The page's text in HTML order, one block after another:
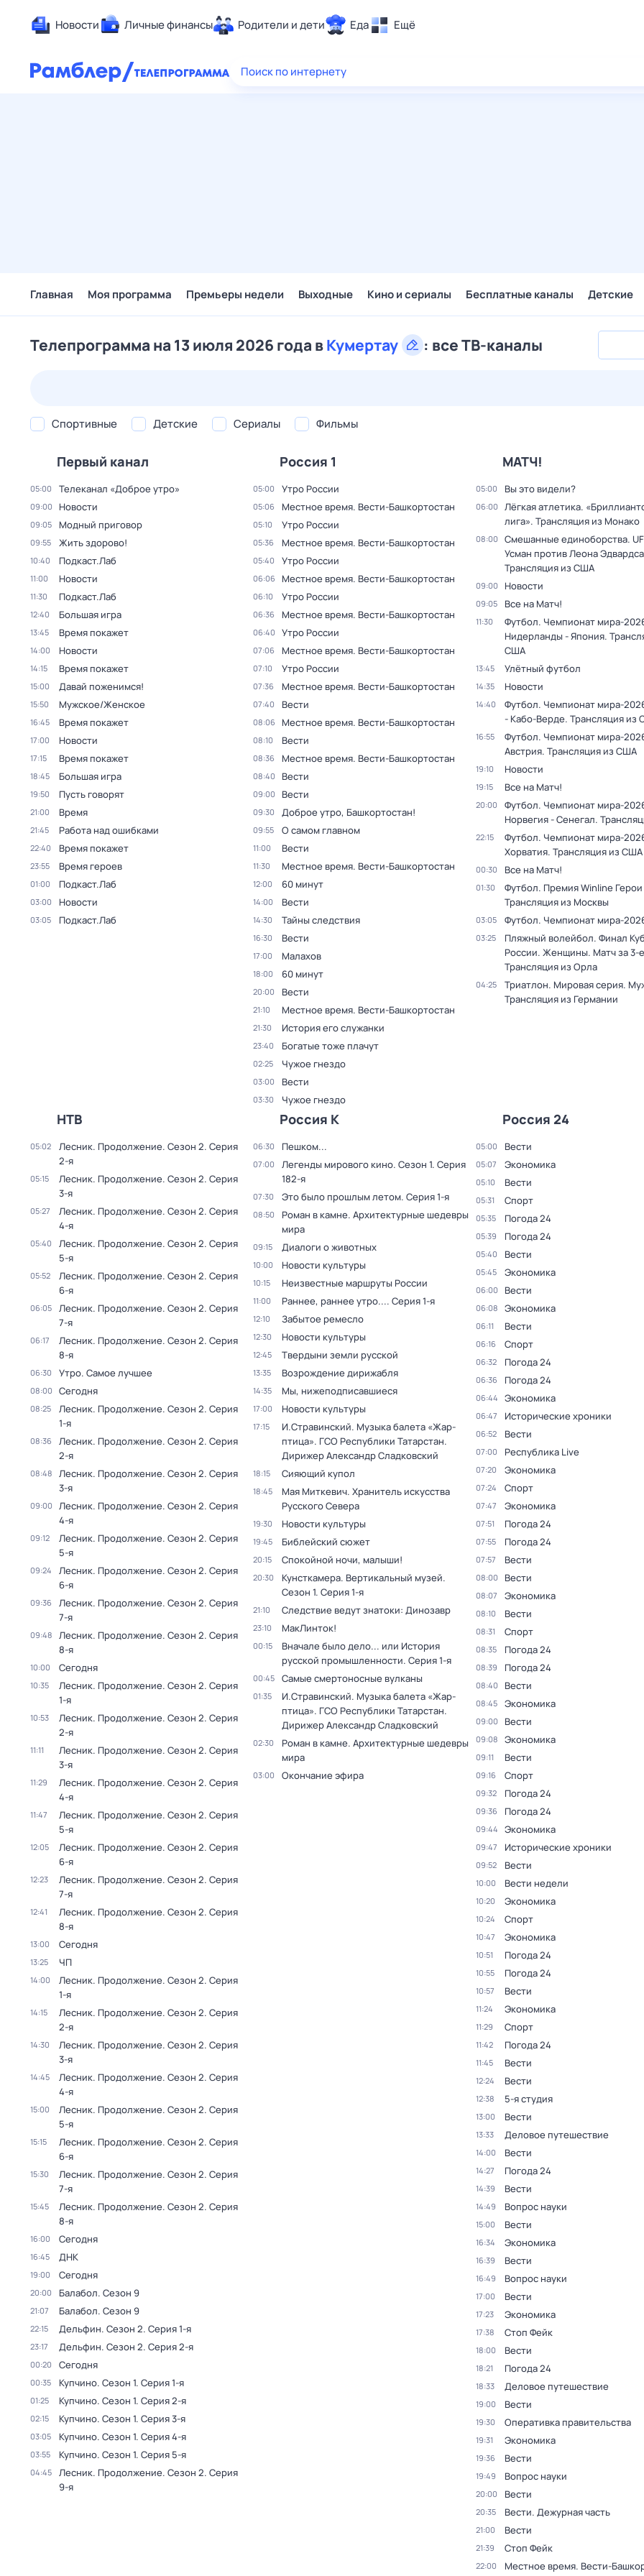
Новости Личные финансы Родители и дети Еда Ещё
Здоровье
Поиск по интернету
Главная Моя программа Премьеры недели Выходные Кино и сериалы Бесплатные каналы Детские
Телепрограмма на 13 июля 2026 года вКумертау : все ТВ-каналы
Спортивные Детские Сериалы Фильмы
Первый канал
05:00 Телеканал «Доброе утро»
09:00 Новости
09:05 Модный приговор
09:55 Жить здорово!
10:40 Подкаст.Лаб
11:00 Новости
11:30 Подкаст.Лаб
12:40 Большая игра
13:45 Время покажет
14:00 Новости
14:15 Время покажет
15:00 Давай поженимся!
15:50 Мужское/Женское
16:45 Время покажет
17:00 Новости
17:15 Время покажет
18:45 Большая игра
19:50 Пусть говорят
21:00 Время
21:45 Работа над ошибками
22:40 Время покажет
23:55 Время героев
01:00 Подкаст.Лаб
03:00 Новости
03:05 Подкаст.Лаб
Россия 1
05:00 Утро России
05:06 Местное время. Вести-Башкортостан
05:10 Утро России
05:36 Местное время. Вести-Башкортостан
05:40 Утро России
06:06 Местное время. Вести-Башкортостан
06:10 Утро России
06:36 Местное время. Вести-Башкортостан
06:40 Утро России
07:06 Местное время. Вести-Башкортостан
07:10 Утро России
07:36 Местное время. Вести-Башкортостан
07:40 Вести
08:06 Местное время. Вести-Башкортостан
08:10 Вести
08:36 Местное время. Вести-Башкортостан
08:40 Вести
09:00 Вести
09:30 Доброе утро, Башкортостан!
09:55 О самом главном
11:00 Вести
11:30 Местное время. Вести-Башкортостан
12:00 60 минут
14:00 Вести
14:30 Тайны следствия
16:30 Вести
17:00 Малахов
18:00 60 минут
20:00 Вести
21:10 Местное время. Вести-Башкортостан
21:30 История его служанки
23:40 Богатые тоже плачут
02:25 Чужое гнездо
03:00 Вести
03:30 Чужое гнездо
МАТЧ!
05:00 Вы это видели?
06:00
Лёгкая атлетика.
лига». Трансляция из Монако
08:00
Смешанные единоборства.
Усман против Леона
Трансляция из США
09:00 Новости
09:05 Все на Матч!
11:30
Футбол. Чемпионат мира-
Нидерланды - Япония.
США
13:45 Улётный футбол
14:35 Новости
14:40
Футбол. Чемпионат мира-
- Кабо-Верде. Трансляция из
16:55
Футбол. Чемпионат мира-
Австрия. Трансляция из США
19:10 Новости
19:15 Все на Матч!
20:00
Футбол. Чемпионат мира-
Норвегия - Сенегал.
22:15
Футбол. Чемпионат мира-
Хорватия. Трансляция из США
00:30 Все на Матч!
01:30
Футбол. Премия Winline
Трансляция из Москвы
03:05 Футбол. Чемпионат мира-
03:25
Пляжный волейбол. Финал
России. Женщины. Матч за 3-
Трансляция из Орла
04:25
Триатлон. Мировая серия.
Трансляция из Германии
НТВ
05:02 Лесник. Продолжение. Сезон 2. Серия
2-я
05:15 Лесник. Продолжение. Сезон 2. Серия
3-я
05:27 Лесник. Продолжение. Сезон 2. Серия
4-я
05:40 Лесник. Продолжение. Сезон 2. Серия
5-я
05:52 Лесник. Продолжение. Сезон 2. Серия
6-я
06:05 Лесник. Продолжение. Сезон 2. Серия
7-я
06:17 Лесник. Продолжение. Сезон 2. Серия
8-я
06:30 Утро. Самое лучшее
08:00 Сегодня
08:25 Лесник. Продолжение. Сезон 2. Серия
1-я
08:36 Лесник. Продолжение. Сезон 2. Серия
2-я
08:48 Лесник. Продолжение. Сезон 2. Серия
3-я
09:00 Лесник. Продолжение. Сезон 2. Серия
4-я
09:12 Лесник. Продолжение. Сезон 2. Серия
5-я
09:24 Лесник. Продолжение. Сезон 2. Серия
6-я
09:36 Лесник. Продолжение. Сезон 2. Серия
7-я
09:48 Лесник. Продолжение. Сезон 2. Серия
8-я
10:00 Сегодня
10:35 Лесник. Продолжение. Сезон 2. Серия
1-я
10:53 Лесник. Продолжение. Сезон 2. Серия
2-я
11:11 Лесник. Продолжение. Сезон 2. Серия
3-я
11:29 Лесник. Продолжение. Сезон 2. Серия
4-я
11:47 Лесник. Продолжение. Сезон 2. Серия
5-я
12:05 Лесник. Продолжение. Сезон 2. Серия
6-я
12:23 Лесник. Продолжение. Сезон 2. Серия
7-я
12:41 Лесник. Продолжение. Сезон 2. Серия
8-я
13:00 Сегодня
13:25 ЧП
14:00 Лесник. Продолжение. Сезон 2. Серия
1-я
14:15 Лесник. Продолжение. Сезон 2. Серия
2-я
14:30 Лесник. Продолжение. Сезон 2. Серия
3-я
14:45 Лесник. Продолжение. Сезон 2. Серия
4-я
15:00 Лесник. Продолжение. Сезон 2. Серия
5-я
15:15 Лесник. Продолжение. Сезон 2. Серия
6-я
15:30 Лесник. Продолжение. Сезон 2. Серия
7-я
15:45 Лесник. Продолжение. Сезон 2. Серия
8-я
16:00 Сегодня
16:45 ДНК
19:00 Сегодня
20:00 Балабол. Сезон 9
21:07 Балабол. Сезон 9
22:15 Дельфин. Сезон 2. Серия 1-я
23:17 Дельфин. Сезон 2. Серия 2-я
00:20 Сегодня
00:35 Купчино. Сезон 1. Серия 1-я
01:25 Купчино. Сезон 1. Серия 2-я
02:15 Купчино. Сезон 1. Серия 3-я
03:05 Купчино. Сезон 1. Серия 4-я
03:55 Купчино. Сезон 1. Серия 5-я
04:45 Лесник. Продолжение. Сезон 2. Серия
9-я
Россия К
06:30 Пешком...
07:00 Легенды мирового кино. Сезон 1. Серия
182-я
07:30 Это было прошлым летом. Серия 1-я
08:50
Роман в камне. Архитектурные шедевры
мира
09:15 Диалоги о животных
10:00 Новости культуры
10:15 Неизвестные маршруты России
11:00 Раннее, раннее утро.... Серия 1-я
12:10 Забытое ремесло
12:30 Новости культуры
12:45 Твердыни земли русской
13:35 Возрождение дирижабля
14:35 Мы, нижеподписавшиеся
17:00 Новости культуры
17:15
И.Стравинский. Музыка балета «Жар-
птица». ГСО Республики Татарстан.
Дирижер Александр Сладковский
18:15 Сияющий купол
18:45
Мая Миткевич. Хранитель искусства
Русского Севера
19:30 Новости культуры
19:45 Библейский сюжет
20:15 Спокойной ночи, малыши!
20:30 Кунсткамера. Вертикальный музей.
Сезон 1. Серия 1-я
21:10 Следствие ведут знатоки: Динозавр
23:10 МакЛинток!
00:15
Вначале было дело... или История
русской промышленности. Серия 1-я
00:45 Самые смертоносные вулканы
01:35
И.Стравинский. Музыка балета «Жар-
птица». ГСО Республики Татарстан.
Дирижер Александр Сладковский
02:30
Роман в камне. Архитектурные шедевры
мира
03:00 Окончание эфира
Россия 24
05:00 Вести
05:07 Экономика
05:10 Вести
05:31 Спорт
05:35 Погода 24
05:39 Погода 24
05:40 Вести
05:45 Экономика
06:00 Вести
06:08 Экономика
06:11 Вести
06:16 Спорт
06:32 Погода 24
06:36 Погода 24
06:44 Экономика
06:47 Исторические хроники
06:52 Вести
07:00 Республика Live
07:20 Экономика
07:24 Спорт
07:47 Экономика
07:51 Погода 24
07:55 Погода 24
07:57 Вести
08:00 Вести
08:07 Экономика
08:10 Вести
08:31 Спорт
08:35 Погода 24
08:39 Погода 24
08:40 Вести
08:45 Экономика
09:00 Вести
09:08 Экономика
09:11 Вести
09:16 Спорт
09:32 Погода 24
09:36 Погода 24
09:44 Экономика
09:47 Исторические хроники
09:52 Вести
10:00 Вести недели
10:20 Экономика
10:24 Спорт
10:47 Экономика
10:51 Погода 24
10:55 Погода 24
10:57 Вести
11:24 Экономика
11:29 Спорт
11:42 Погода 24
11:45 Вести
12:24 Вести
12:38 5-я студия
13:00 Вести
13:33 Деловое путешествие
14:00 Вести
14:27 Погода 24
14:39 Вести
14:49 Вопрос науки
15:00 Вести
16:34 Экономика
16:39 Вести
16:49 Вопрос науки
17:00 Вести
17:23 Экономика
17:38 Стоп Фейк
18:00 Вести
18:21 Погода 24
18:33 Деловое путешествие
19:00 Вести
19:30 Оперативка правительства
19:31 Экономика
19:36 Вести
19:49 Вопрос науки
20:00 Вести
20:35 Вести. Дежурная часть
21:00 Вести
21:39 Стоп Фейк
22:00 Местное время. Вести-